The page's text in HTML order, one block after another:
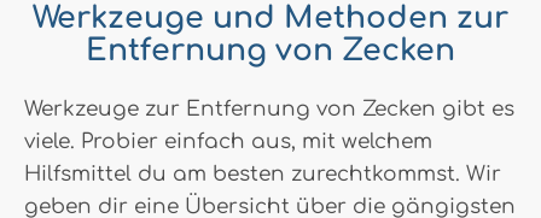
Werkzeuge und Methoden zur
Entfernung von Zecken
Werkzeuge zur Entfernung von Zecken gibt es
viele. Probier einfach aus, mit welchem
Hilfsmittel du am besten zurechtkommst. Wir
geben dir eine Übersicht über die gängigsten